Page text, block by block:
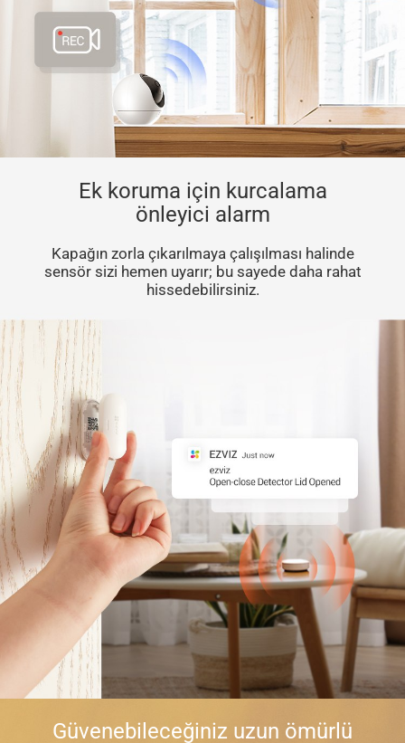
Ek koruma için kurcalama
önleyici alarm
Kapağın zorla çıkarılmaya çalışılması halinde
sensör sizi hemen uyarır; bu sayede daha rahat
hissedebilirsiniz.
Güvenebileceğiniz uzun ömürlü